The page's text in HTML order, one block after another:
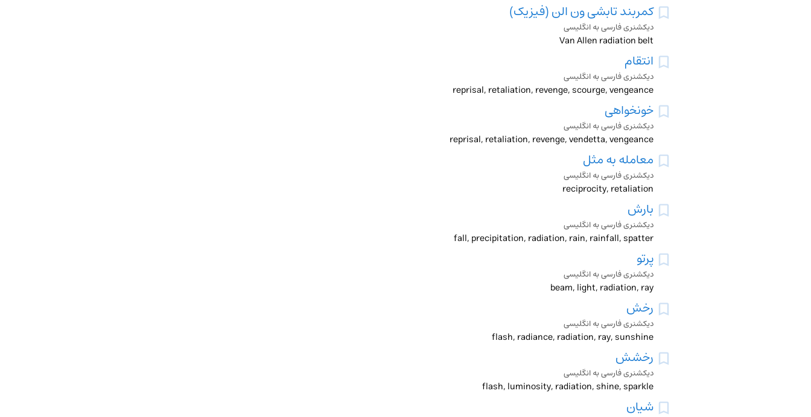
کمربند تابشی ون الن (فیزیک)
دیکشنری فارسی به انگلیسی
Van Allen radiation belt
انتقام
دیکشنری فارسی به انگلیسی
reprisal, retaliation, revenge, scourge, vengeance
خونخواهی
دیکشنری فارسی به انگلیسی
reprisal, retaliation, revenge, vendetta, vengeance
معامله به مثل
دیکشنری فارسی به انگلیسی
reciprocity, retaliation
بارش
دیکشنری فارسی به انگلیسی
fall, precipitation, radiation, rain, rainfall, spatter
پرتو
دیکشنری فارسی به انگلیسی
beam, light, radiation, ray
رخش
دیکشنری فارسی به انگلیسی
flash, radiance, radiation, ray, sunshine
رخشش
دیکشنری فارسی به انگلیسی
flash, luminosity, radiation, shine, sparkle
شیان